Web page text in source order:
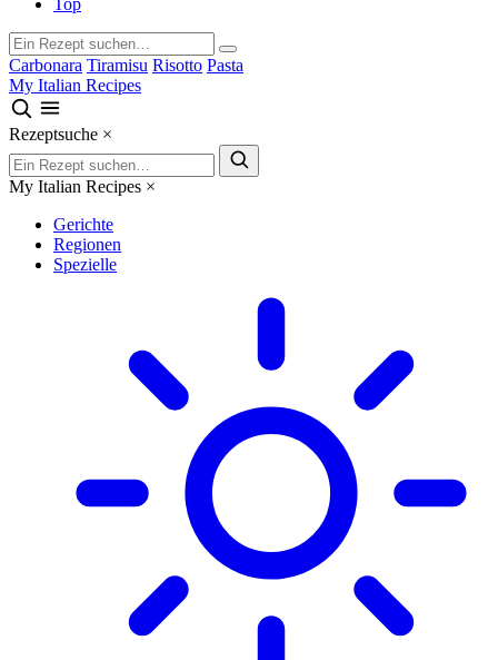
Top
Carbonara Tiramisu Risotto Pasta
My Italian Recipes
Rezeptsuche ×
My Italian Recipes ×
Gerichte
Regionen
Spezielle